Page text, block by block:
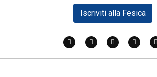
Iscriviti alla Fesica